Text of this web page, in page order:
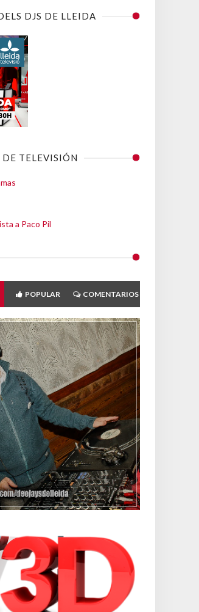
DJS DE LLEIDA
TELEVISIÓN
a Paco Pil
POPULAR COMENTARIOS
Unknown